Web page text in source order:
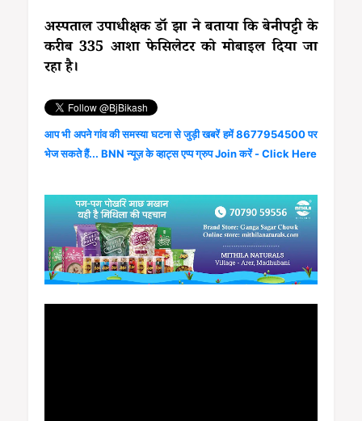
अस्पताल उपाधीक्षक डॉ झा ने बताया कि बेनीपट्टी के
करीब 335 आशा फेसिलेटर को मोबाइल दिया जा
रहा है।
आप भी अपने गांव की समस्या घटना से जुड़ी खबरें हमें 8677954500 पर
भेज सकते हैं... BNN न्यूज़ के व्हाट्स एप्प ग्रुप Join करें - Click Here